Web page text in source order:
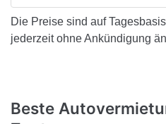
Die Preise sind auf
jederzeit ohne Ankündigung
Beste